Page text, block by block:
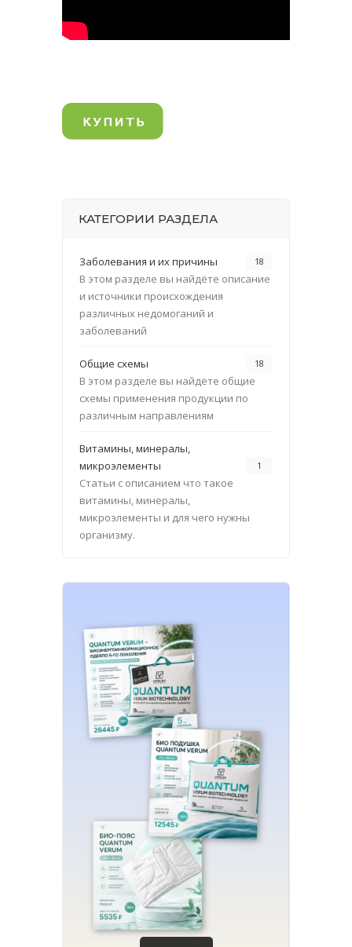
КАТЕГОРИИ РАЗДЕЛА
Заболевания и их причины 18
В этом разделе вы найдёте описание
и источники происхождения
различных недомоганий и
заболеваний
Общие схемы 18
В этом разделе вы найдёте общие
схемы применения продукции по
различным направлениям
Витамины, минералы,
микроэлементы
1
Статьи с описанием что такое
витамины, минералы,
микроэлементы и для чего нужны
организму.